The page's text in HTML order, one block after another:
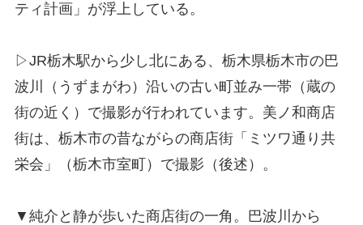
ティ計画」が浮上している。
▷JR栃木駅から少し北にある、栃木県栃木市の巴
波川（うずまがわ）沿いの古い町並み一帯（蔵の
街の近く）で撮影が行われています。美ノ和商店
街は、栃木市の昔ながらの商店街「ミツワ通り共
栄会」（栃木市室町）で撮影（後述）。
▼純介と静が歩いた商店街の一角。巴波川から